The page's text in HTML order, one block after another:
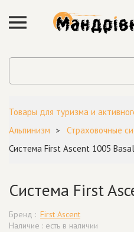
Товары для туризма и
Альпинизм
Страховочные
Система First Ascent 1005
Система First
Бренд : First Ascent
Наличие : есть в наличии